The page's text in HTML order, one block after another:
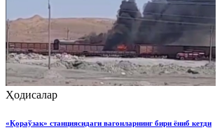
Ҳодисалар
«Қораўзак» станциясидаги вагонларнинг бири ёниб кетди